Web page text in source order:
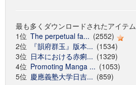
最も多くダウンロードされたアイテム
1位 The perpetual fa... (2552)
2位
『韻府群玉』版本... (1534)
3位 日本における赤痢... (1329)
4位 Promoting Manga ... (1053)
5位 慶應義塾大学日吉... (859)